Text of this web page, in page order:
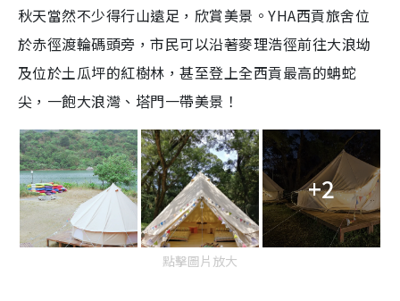
秋天當然不少得行山遠足，欣賞美景。YHA西貢旅舍位
於赤徑渡輪碼頭旁，市民可以沿著麥理浩徑前往大浪坳
及位於土瓜坪的紅樹林 ，甚至登上全西貢最高的蚺蛇
尖，一飽大浪灣、塔門一帶美景！
+2
點擊圖片放大